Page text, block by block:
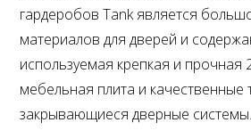
гардеробов Tank является
материалов для дверей и
используемая крепкая и прочная
мебельная плита и качественные
закрывающиеся дверные системы.